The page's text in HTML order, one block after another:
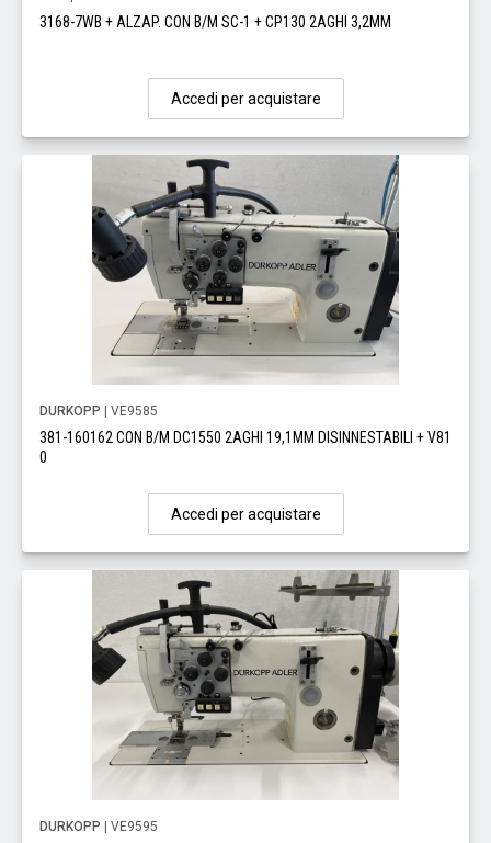
3168-7WB + ALZAP. CON B/M SC-1 + CP130 2AGHI 3,2MM
Accedi per acquistare
DURKOPP | VE9585
381-160162 CON B/M DC1550 2AGHI 19,1MM DISINNESTABILI + V81
0
Accedi per acquistare
DURKOPP | VE9595